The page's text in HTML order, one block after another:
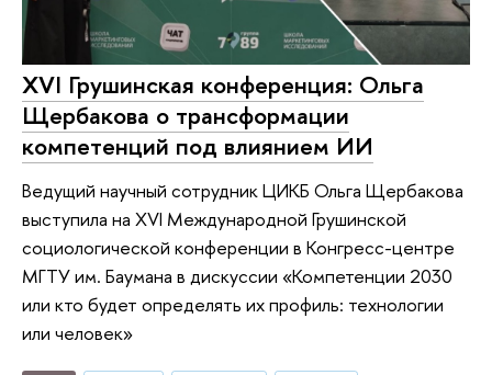
XVI Грушинская конференция: Ольга
Щербакова о трансформации
компетенций под влиянием ИИ
Ведущий научный сотрудник ЦИКБ Ольга Щербакова
выступила на XVI Международной Грушинской
социологической конференции в Конгресс-центре
МГТУ им. Баумана в дискуссии «Компетенции 2030
или кто будет определять их профиль: технологии
или человек»